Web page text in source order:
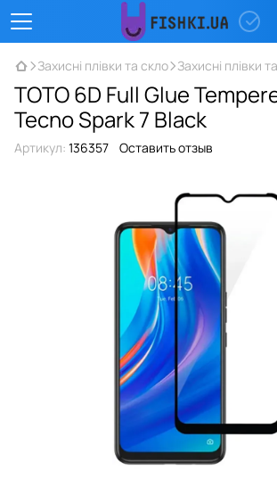
Захисні плівки та скло Захисні плівки
TOTO 6D Full Glue
Tecno Spark 7 Black
Артикул: 136357 Оставить отзыв